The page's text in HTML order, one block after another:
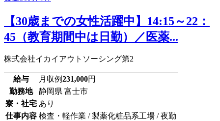
【30歳までの女性活躍中】14:15～22：
45（教育期間中は日勤）／医薬...
株式会社イカイアウトソーシング第2
給与 月収例231,000円
勤務地
静岡県 富士市
寮・社宅 あり
仕事内容 検査・軽作業 / 製薬化粧品系工場 / 夜勤